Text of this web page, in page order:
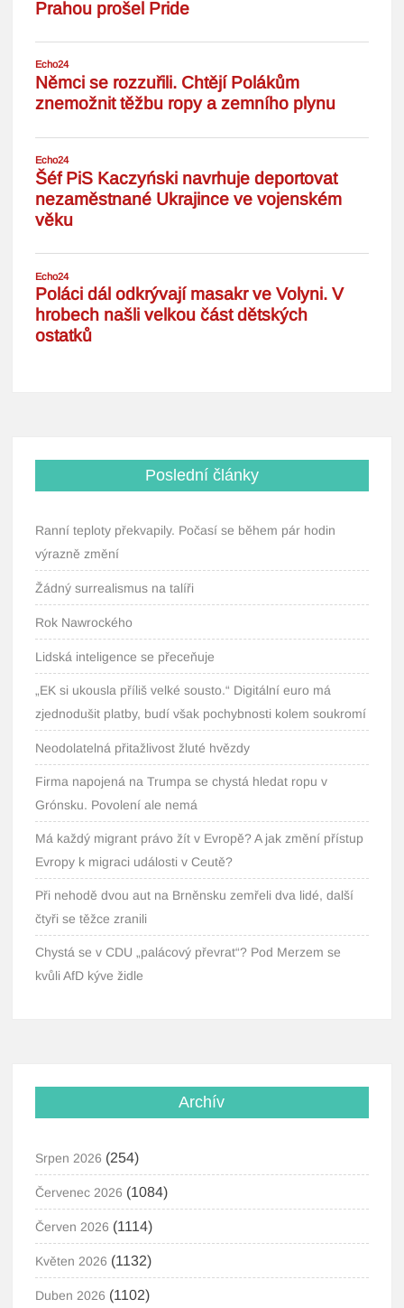
Poslední články
Ranní teploty překvapily. Počasí se během pár hodin
výrazně změní
Žádný surrealismus na talíři
Rok Nawrockého
Lidská inteligence se přeceňuje
„EK si ukousla příliš velké sousto.“ Digitální euro má
zjednodušit platby, budí však pochybnosti kolem soukromí
Neodolatelná přitažlivost žluté hvězdy
Firma napojená na Trumpa se chystá hledat ropu v
Grónsku. Povolení ale nemá
Má každý migrant právo žít v Evropě? A jak změní přístup
Evropy k migraci události v Ceutě?
Při nehodě dvou aut na Brněnsku zemřeli dva lidé, další
čtyři se těžce zranili
Chystá se v CDU „palácový převrat“? Pod Merzem se
kvůli AfD kýve židle
Archív
Srpen 2026 (254)
Červenec 2026 (1084)
Červen 2026 (1114)
Květen 2026 (1132)
Duben 2026 (1102)